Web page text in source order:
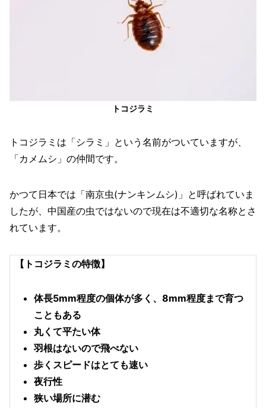
トコジラミ
トコジラミは「シラミ」という名前がついていますが、
「カメムシ」の仲間です。
かつて日本では「南京虫(ナンキンムシ)」と呼ばれていま
したが、中国産の虫ではないので現在は不適切な名称とさ
れています。
【トコジラミの特徴】
体長5mm程度の個体が多く、8mm程度まで育つ
こともある
丸くて平たい体
羽根はないので飛べない
歩くスピードはとても速い
夜行性
狭い場所に潜む